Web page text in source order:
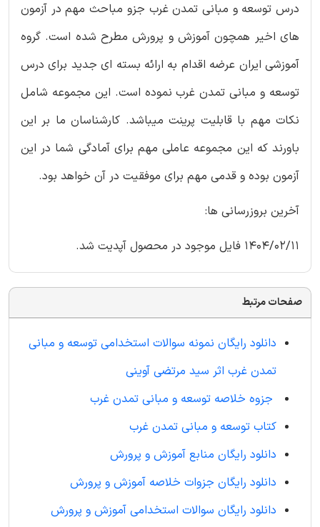
درس توسعه و مبانی تمدن غرب جزو مباحث مهم در آزمون
های اخیر همچون آموزش و پرورش مطرح شده است. گروه
آموزشی ایران عرضه اقدام به ارائه بسته ای جدید برای درس
توسعه و مبانی تمدن غرب نموده است. این مجموعه شامل
نکات مهم با قابلیت پرینت میباشد. کارشناسان ما بر این
باورند که این مجموعه عاملی مهم برای آمادگی شما در این
آزمون بوده و قدمی مهم برای موفقیت در آن خواهد بود.
آخرین بروزرسانی ها:
1404/02/11 فایل موجود در محصول آپدیت شد.
صفحات مرتبط
دانلود رایگان نمونه سوالات استخدامی توسعه و مبانی
تمدن غرب اثر سید مرتضی آوینی
جزوه خلاصه توسعه و مبانی تمدن غرب
کتاب توسعه و مبانی تمدن غرب
دانلود رایگان منابع آموزش و پرورش
دانلود رایگان جزوات خلاصه آموزش و پرورش
دانلود رایگان سوالات استخدامی آموزش و پرورش